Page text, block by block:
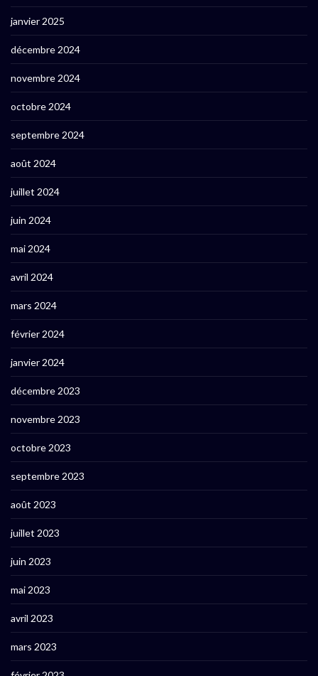
janvier 2025
décembre 2024
novembre 2024
octobre 2024
septembre 2024
août 2024
juillet 2024
juin 2024
mai 2024
avril 2024
mars 2024
février 2024
janvier 2024
décembre 2023
novembre 2023
octobre 2023
septembre 2023
août 2023
juillet 2023
juin 2023
mai 2023
avril 2023
mars 2023